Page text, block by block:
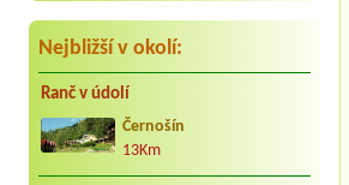
Nejbližší v okolí:
Ranč v údolí
Černošín
13Km